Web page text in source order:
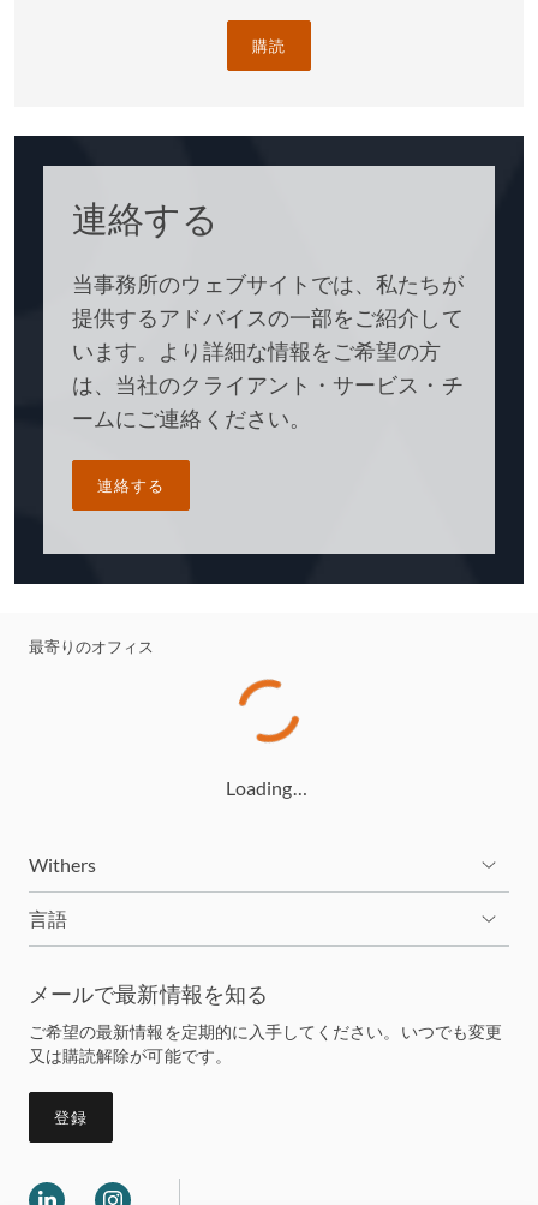
購読
連絡する
当事務所のウェブサイトでは、私たちが
提供するアドバイスの一部をご紹介して
います。より詳細な情報をご希望の方
は、当社のクライアント・サービス・チ
ームにご連絡ください。
連絡する
最寄りのオフィス
Loading…
Withers
言語
メールで最新情報を知る
ご希望の最新情報を定期的に入手してください。いつでも変更
又は購読解除が可能です。
登録